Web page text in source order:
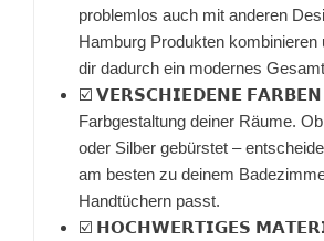
problemlos auch mit anderen
Hamburg Produkten kombinieren
dir dadurch ein modernes
☑️ 𝗩𝗘𝗥𝗦𝗖𝗛𝗜𝗘𝗗𝗘𝗡𝗘 𝗙𝗔𝗥𝗕𝗘𝗡
Farbgestaltung deiner Räume.
oder Silber gebürstet –
am besten zu deinem
Handtüchern passt.
☑️ 𝗛𝗢𝗖𝗛𝗪𝗘𝗥𝗧𝗜𝗚𝗘𝗦